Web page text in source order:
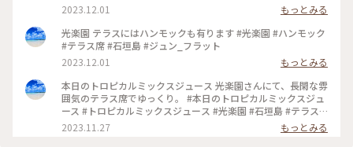
2023.12.01
もっとみる
光楽園 テラスにはハンモックも有ります #光楽園 #ハンモック
#テラス席 #石垣島 #ジュン_フラット
2023.12.01
もっとみる
本日のトロピカルミックスジュース 光楽園さんにて、長閑な雰
囲気のテラス席でゆっくり。 #本日のトロピカルミックスジュ
ース #トロピカルミックスジュース #光楽園 #石垣島 #テラス
席 #ジュン_フラット
2023.11.27 もっとみる